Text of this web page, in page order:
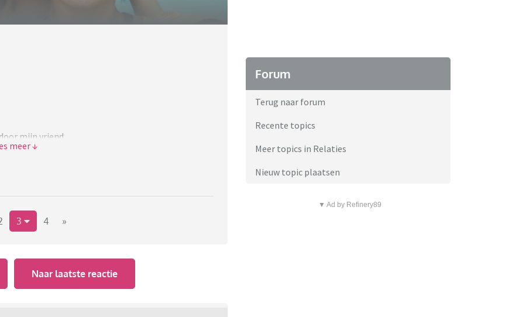
mijn vriend.
en we hebben best een aardig beeld voor ons. Nu
trouwen? Het lijkt me leuk om te kletsen over alles
te wisselen
3 4 »
Naar laatste reactie
Forum
Terug naar forum
Recente topics
Meer topics in Relaties
Nieuw topic plaatsen
▼ Ad by Refinery89